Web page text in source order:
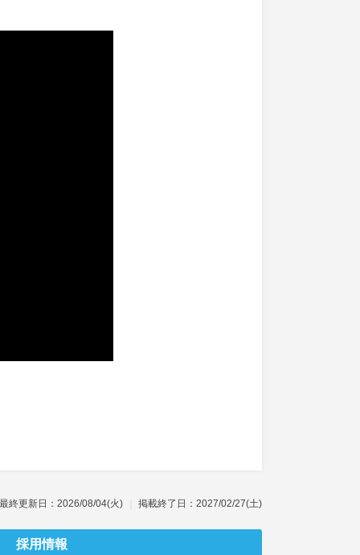
最終更新日：2026/08/04(火) 掲載終了日：2027/02/27(土)
採用情報